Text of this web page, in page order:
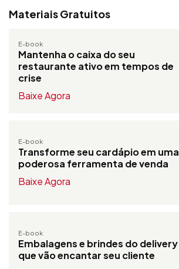
Materiais Gratuitos
E-book
Mantenha o caixa do seu
restaurante ativo em tempos de
crise
Baixe Agora
E-book
Transforme seu cardápio em uma
poderosa ferramenta de venda
Baixe Agora
E-book
Embalagens e brindes do delivery
que vão encantar seu cliente